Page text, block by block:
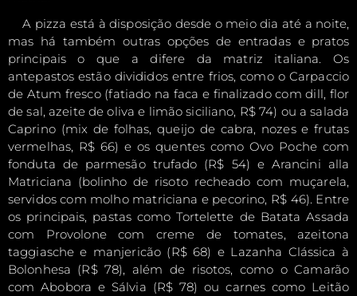
A pizza está à disposição desde o meio dia até a noite,
mas há também outras opções de entradas e pratos
principais o que a difere da matriz italiana. Os
antepastos estão divididos entre frios, como o Carpaccio
de Atum fresco (fatiado na faca e finalizado com dill, flor
de sal, azeite de oliva e limão siciliano, R$ 74) ou a salada
Caprino (mix de folhas, queijo de cabra, nozes e frutas
vermelhas, R$ 66) e os quentes como Ovo Poche com
fonduta de parmesão trufado (R$ 54) e Arancini alla
Matriciana (bolinho de risoto recheado com muçarela,
servidos com molho matriciana e pecorino, R$ 46). Entre
os principais, pastas como Tortelette de Batata Assada
com Provolone com creme de tomates, azeitona
taggiasche e manjericão (R$ 68) e Lazanha Clássica à
Bolonhesa (R$ 78), além de risotos, como o Camarão
com Abobora e Sálvia (R$ 78) ou carnes como Leitão